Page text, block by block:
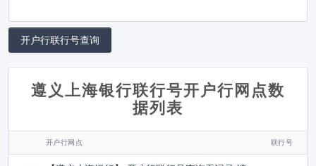
遵义上海银行联行号开户行网点数
据列表
开户行网点 联行号